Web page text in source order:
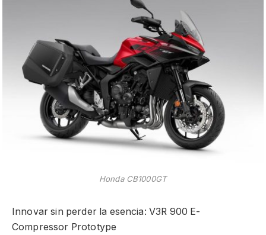
Honda CB1000GT
Innovar sin perder la esencia: V3R 900 E-
Compressor Prototype